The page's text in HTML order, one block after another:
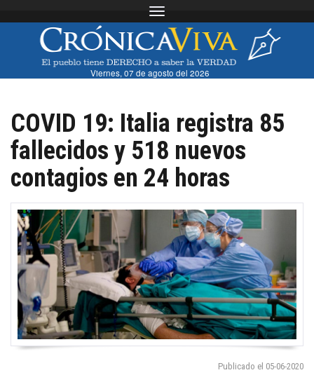
Toggle navigation
Viernes, 07 de agosto del 2026
COVID 19: Italia registra 85
fallecidos y 518 nuevos
contagios en 24 horas
Publicado el 05-06-2020